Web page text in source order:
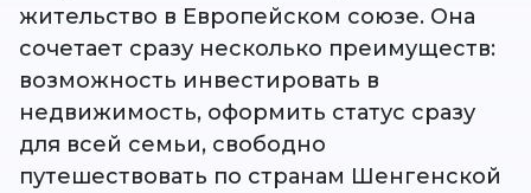
жительство в Европейском союзе. Она
сочетает сразу несколько преимуществ:
возможность инвестировать в
недвижимость, оформить статус сразу
для всей семьи, свободно
путешествовать по странам Шенгенской